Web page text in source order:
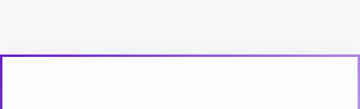
güncel girişbetexpergir.net